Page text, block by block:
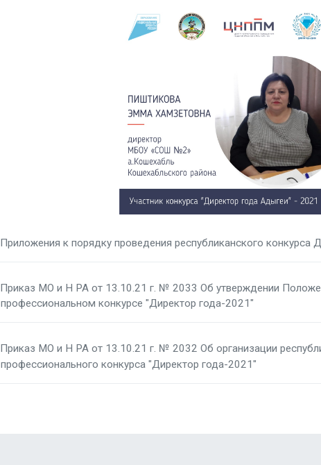
Приложения к порядку проведения республиканского конкурса
Приказ МО и Н РА от 13.10.21 г. № 2033 Об утверждении
профессиональном конкурсе "Директор года-2021"
Приказ МО и Н РА от 13.10.21 г. № 2032 Об организации
профессионального конкурса "Директор года-2021"